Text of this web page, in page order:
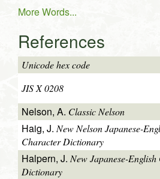
More Words...
References
Unicode hex code
JIS X 0208
Nelson, A. Classic Nelson
Haig, J.New Nelson Japanese-
Character Dictionary
Halpern, J. New Japanese-
Dictionary